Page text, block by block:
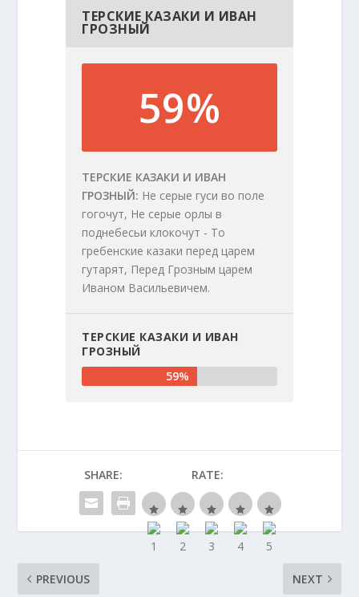
ТЕРСКИЕ КАЗАКИ И ИВАН
ГРОЗНЫЙ
59%
ТЕРСКИЕ КАЗАКИ И ИВАН
ГРОЗНЫЙ Не серые гуси во поле
гогочут, Не серые орлы в
поднебесьи клокочут - То
гребенские казаки перед царем
гутарят, Перед Грозным царем
Иваном Васильевичем.
ТЕРСКИЕ КАЗАКИ И ИВАН
ГРОЗНЫЙ
59%
SHARE: RATE:
PREVIOUS NEXT